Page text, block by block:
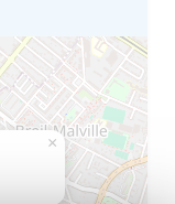
×